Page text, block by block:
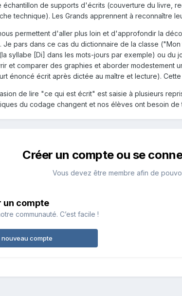
de supports d'écrits (couverture du livre,
technique). Les Grands apprennent à reconnaître
permettent d'aller plus loin et d'approfondir la
pars dans ce cas du dictionnaire de la classe
syllabe [Di] dans les mots-jours par exemple) ou
et comparer des graphies et aborder modestement
énoncé écrit après dictée au maître et lecture).
de lire "ce qui est écrit" est saisie à plusieurs
du codage changent et nos élèves ont besoin
Créer un compte ou se
Vous devez être membre afin de
un compte
communauté. C’est facile !
compte